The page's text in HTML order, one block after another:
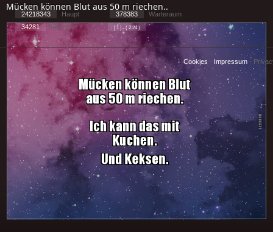
Mücken können Blut aus 50 m riechen..
24218343 Haupt 378383
Warteraum
34281
Benutzer [ 1 ] - ( 2.24 )
Cookies - Impressum -